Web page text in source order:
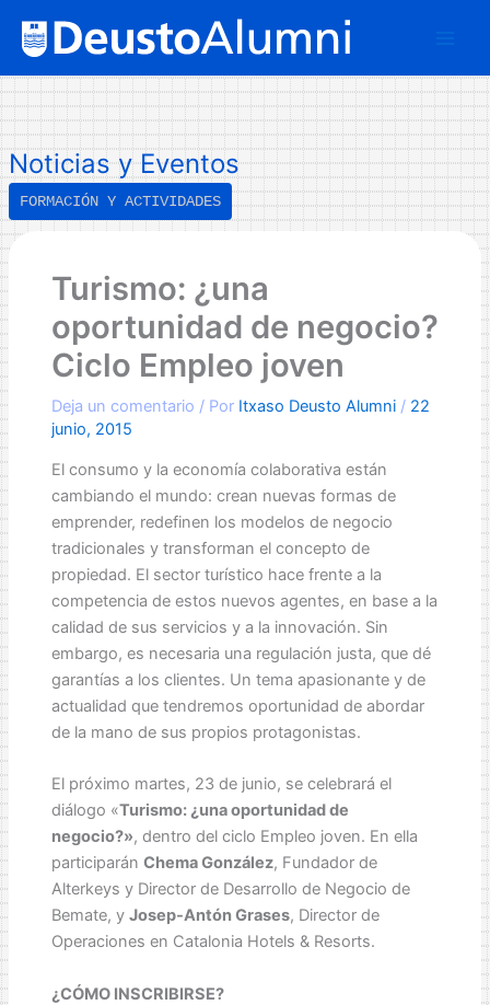
u
s
c
a
r
Noticias y Eventos
FORMACIÓN Y ACTIVIDADES
Turismo: ¿una
oportunidad de negocio?
Ciclo Empleo joven
Deja un comentario / Por Itxaso Deusto Alumni / 22
junio, 2015
El consumo y la economía colaborativa están
cambiando el mundo: crean nuevas formas de
emprender, redefinen los modelos de negocio
tradicionales y transforman el concepto de
propiedad. El sector turístico hace frente a la
competencia de estos nuevos agentes, en base a la
calidad de sus servicios y a la innovación. Sin
embargo, es necesaria una regulación justa, que dé
garantías a los clientes. Un tema apasionante y de
actualidad que tendremos oportunidad de abordar
de la mano de sus propios protagonistas.
El próximo martes, 23 de junio, se celebrará el
diálogo «Turismo: ¿una oportunidad de
negocio?», dentro del ciclo Empleo joven. En ella
participarán Chema González, Fundador de
Alterkeys y Director de Desarrollo de Negocio de
Bemate, y Josep-Antón Grases, Director de
Operaciones en Catalonia Hotels & Resorts.
¿CÓMO INSCRIBIRSE?